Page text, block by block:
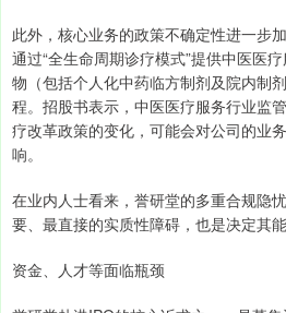
此外，核心业务的政策不确定性进一步
通过“全生命周期诊疗模式”提供中医医
物（包括个人化中药临方制剂及院内制
程。招股书表示，中医医疗服务行业监
疗改革政策的变化，可能会对公司的业
响。
在业内人士看来，誉研堂的多重合规隐
要、最直接的实质性障碍，也是决定其
资金、人才等面临瓶颈